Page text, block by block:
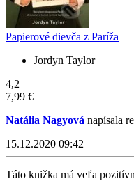
Papierové dievča z Paríža
Jordyn Taylor
4,2
7,99 €
Natália Nagyová napísala
15.12.2020 09:42
Táto knižka má veľa